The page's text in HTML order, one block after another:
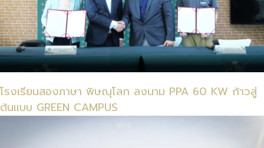
โรงเรียนสองภาษา พิษณุโลก ลงนาม PPA 60 KW ก้าวสู่
ต้นแบบ GREEN CAMPUS